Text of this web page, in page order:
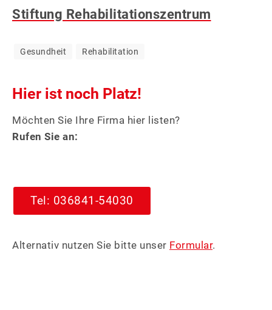
&
Stiftung Rehabilitationszentrum
Gesundheit Rehabilitation
Hier ist noch Platz!
Möchten Sie Ihre Firma hier listen?
Rufen Sie an:
Tel: 036841-54030
Alternativ nutzen Sie bitte unser Formular.